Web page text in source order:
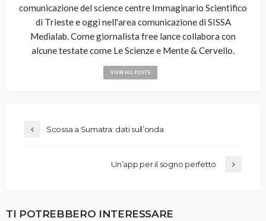
comunicazione del science centre Immaginario Scientifico
di Trieste e oggi nell'area comunicazione di SISSA
Medialab. Come giornalista free lance collabora con
alcune testate come Le Scienze e Mente & Cervello.
VIEW ALL POSTS
Scossa a Sumatra: dati sull’onda
Un’app per il sogno perfetto
TI POTREBBERO INTERESSARE